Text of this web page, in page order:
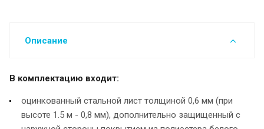
Описание
В комплектацию входит:
оцинкованный стальной лист толщиной 0,6 мм (при
высоте 1.5 м - 0,8 мм), дополнительно защищенный с